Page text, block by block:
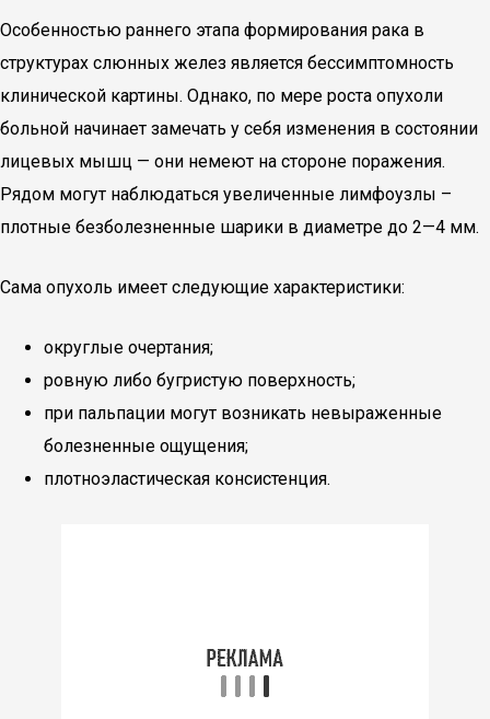
Особенностью раннего этапа формирования рака в
структурах слюнных желез является бессимптомность
клинической картины. Однако, по мере роста опухоли
больной начинает замечать у себя изменения в состоянии
лицевых мышц — они немеют на стороне поражения.
Рядом могут наблюдаться увеличенные лимфоузлы –
плотные безболезненные шарики в диаметре до 2—4 мм.
Сама опухоль имеет следующие характеристики:
округлые очертания;
ровную либо бугристую поверхность;
при пальпации могут возникать невыраженные
болезненные ощущения;
плотноэластическая консистенция.